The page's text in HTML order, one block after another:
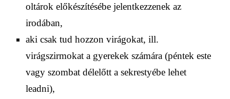
oltárok előkészítésébe jelentkezzenek az
irodában,
aki csak tud hozzon virágokat, ill.
virágszirmokat a gyerekek számára (péntek este
vagy szombat délelőtt a sekrestyébe lehet
leadni),